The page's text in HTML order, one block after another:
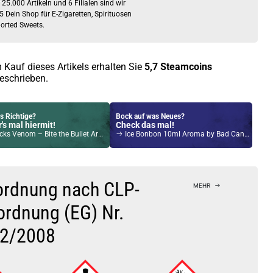
25.000 Artikeln und 6 Filialen sind wir
Dein Shop für E-Zigaretten, Spirituosen
Sweets.
Kauf dieses Artikels erhalten Sie 5,7 Steamcoins
Richtige?
mal hiermit!
Venom – Bite the Bullet Aroma
Bock auf was Neues?
Check das mal!
Ice Bonbon 10ml Aroma by Bad Candy
nach CLP-
(EG) Nr.
2008
MEHR